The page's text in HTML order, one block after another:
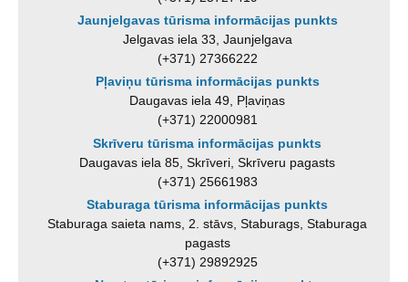
Jaunjelgavas tūrisma informācijas punkts
Jelgavas iela 33, Jaunjelgava
(+371) 27366222
Pļaviņu tūrisma informācijas punkts
Daugavas iela 49, Pļaviņas
(+371) 22000981
Skrīveru tūrisma informācijas punkts
Daugavas iela 85, Skrīveri, Skrīveru pagasts
(+371) 25661983
Staburaga tūrisma informācijas punkts
Staburaga saieta nams, 2. stāvs, Staburags, Staburaga
pagasts
(+371) 29892925